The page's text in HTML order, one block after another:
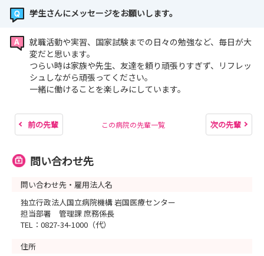
学生さんにメッセージをお願いします。
就職活動や実習、国家試験までの日々の勉強など、毎日が大
変だと思います。
つらい時は家族や先生、友達を頼り頑張りすぎず、リフレッ
シュしながら頑張ってください。
一緒に働けることを楽しみにしています。
前の先輩 この病院の先輩一覧 次の先輩
問い合わせ先
問い合わせ先・雇用法人名
独立行政法人国立病院機構 岩国医療センター
担当部署 管理課 庶務係長
TEL：0827-34-1000（代）
住所